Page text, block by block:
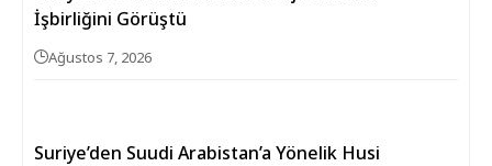
İşbirliğini Görüştü
Ağustos 7, 2026
Suriye’den Suudi Arabistan’a Yönelik Husi